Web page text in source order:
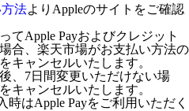
法よりAppleのサイトをご確認
てApple Payおよびクレジット
合、楽天市場がお支払い方法の
キャンセルいたします。
、7日間変更いただけない場
キャンセルいたします。
時はApple Payをご利用いただく